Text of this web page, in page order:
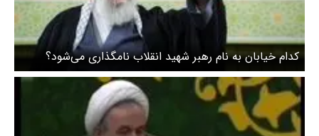
کدام خیابان به نام رهبر شهید انقلاب نامگذاری می‌شود؟